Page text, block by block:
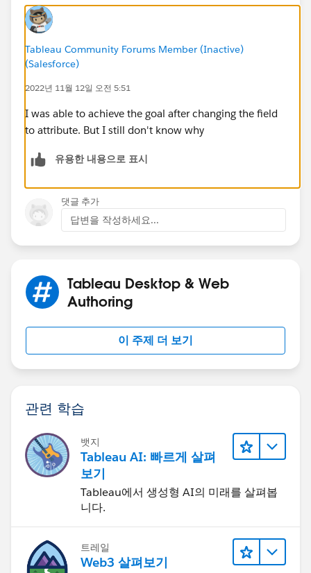
Tableau Community Forums Member (Inactive)
(Salesforce)
2022년 11월 12일 오전 5:51
I was able to achieve the goal after changing the field
to attribute. But I still don't know why
유용한 내용으로 표시
댓글 추가
답변을 작성하세요...
Tableau Desktop & Web
Authoring
이 주제 더 보기
관련 학습
뱃지
Tableau AI: 빠르게 살펴
보기
Tableau에서 생성형 AI의 미래를 살펴봅
니다.
트레일
Web3 살펴보기